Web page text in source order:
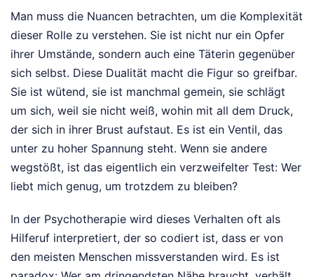
Man muss die Nuancen betrachten, um die Komplexität
dieser Rolle zu verstehen. Sie ist nicht nur ein Opfer
ihrer Umstände, sondern auch eine Täterin gegenüber
sich selbst. Diese Dualität macht die Figur so greifbar.
Sie ist wütend, sie ist manchmal gemein, sie schlägt
um sich, weil sie nicht weiß, wohin mit all dem Druck,
der sich in ihrer Brust aufstaut. Es ist ein Ventil, das
unter zu hoher Spannung steht. Wenn sie andere
wegstößt, ist das eigentlich ein verzweifelter Test: Wer
liebt mich genug, um trotzdem zu bleiben?
In der Psychotherapie wird dieses Verhalten oft als
Hilferuf interpretiert, der so codiert ist, dass er von
den meisten Menschen missverstanden wird. Es ist